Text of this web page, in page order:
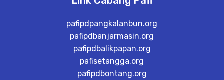
pafipdpangkalanbun.org
pafipdbanjarmasin.org
pafipdbalikpapan.org
pafisetangga.org
pafipdbontang.org